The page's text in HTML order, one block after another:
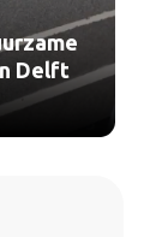
Delft